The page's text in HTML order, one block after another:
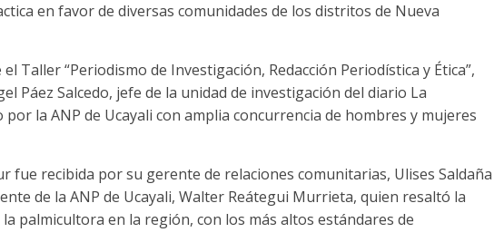
en favor de diversas comunidades de los distritos de Nueva
Taller “Periodismo de Investigación, Redacción Periodística y Ética”,
Páez Salcedo, jefe de la unidad de investigación del diario La
la ANP de Ucayali con amplia concurrencia de hombres y mujeres
fue recibida por su gerente de relaciones comunitarias, Ulises Saldaña
de la ANP de Ucayali, Walter Reátegui Murrieta, quien resaltó la
palmicultora en la región, con los más altos estándares de